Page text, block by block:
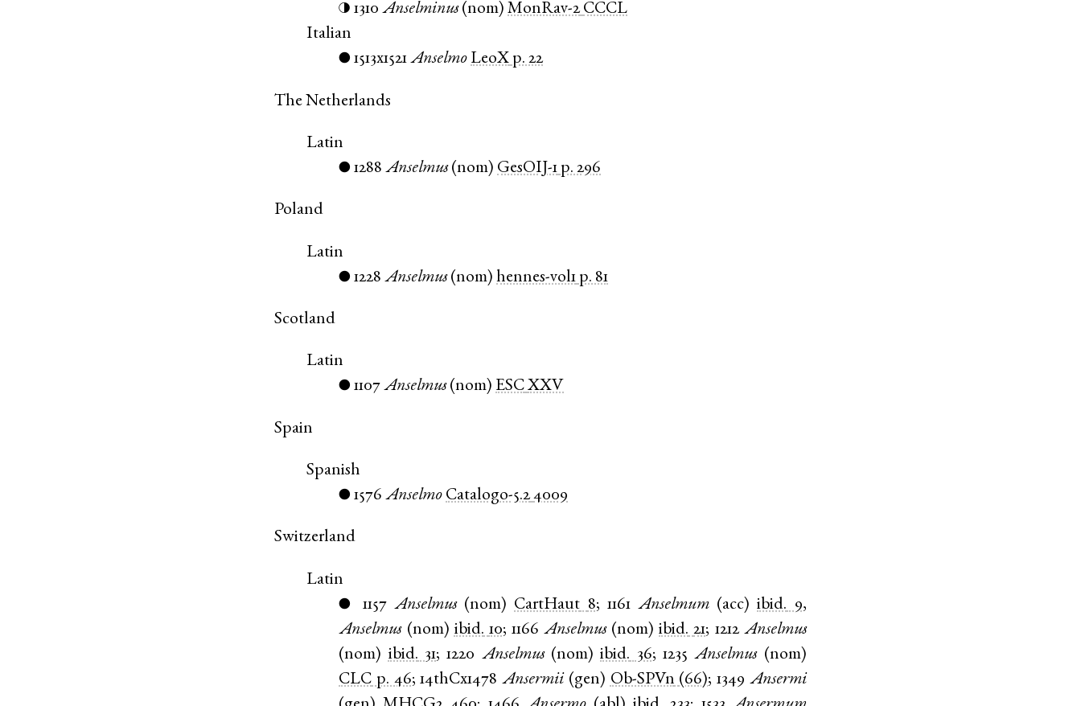
◑ 1310 Anselminus(nom)MonRav-2 CCCL
Italian
● 1513x1521 Anselmo LeoX p. 22
The Netherlands
Latin
● 1288 Anselmus(nom) GesOIJ-1 p. 296
Poland
Latin
● 1228 Anselmus(nom)hennes-vol1 p. 81
Scotland
Latin
● 1107 Anselmus(nom) ESC XXV
Spain
Spanish
● 1576 Anselmo Catalogo-5.24009
Switzerland
Latin
● 1157 Anselmus(nom) CartHaut 8; 1161 Anselmum (acc)ibid. 9,
Anselmus(nom) ibid. 10; 1166 Anselmus(nom)ibid. 21; 1212 Anselmus
(nom) ibid. 31;1220 Anselmus(nom)ibid. 36;1235 Anselmus(nom)
CLC p. 46;14thCx1478 Ansermii(gen) Ob-SPVn (66); 1349 Ansermi